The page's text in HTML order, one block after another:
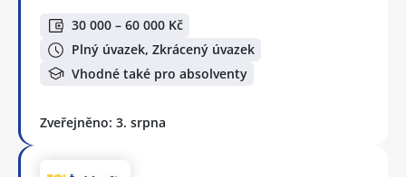
30 000 – 60 000 Kč
Plný úvazek, Zkrácený úvazek
Vhodné také pro absolventy
Zveřejněno: 3. srpna